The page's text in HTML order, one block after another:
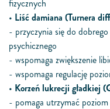
fizycznych
• Liść damiana (Turnera
- przyczynia się do
psychicznego
- wspomaga zwiększenie
- wspomaga regulację
• Korzeń lukrecji gładkiej
- pomaga utrzymać